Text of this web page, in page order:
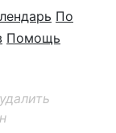
По
Помощь